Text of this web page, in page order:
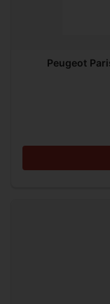
Peugeot